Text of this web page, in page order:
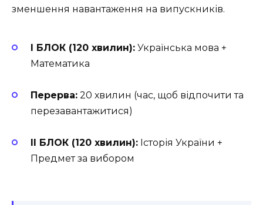
зменшення навантаження на випускників.
I БЛОК (120 хвилин): Українська мова +
Математика
Перерва: 20 хвилин (час, щоб відпочити та
перезавантажитися)
II БЛОК (120 хвилин): Історія України +
Предмет за вибором